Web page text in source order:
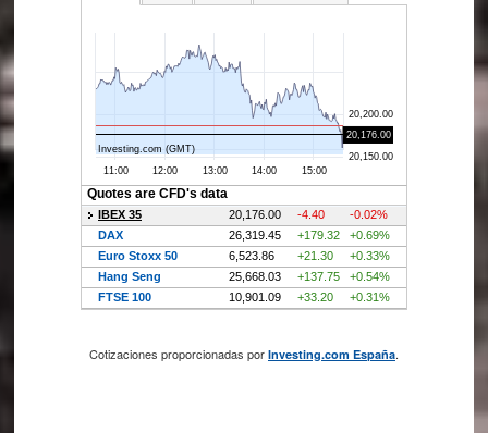
Cotizaciones proporcionadas por Investing.com España.